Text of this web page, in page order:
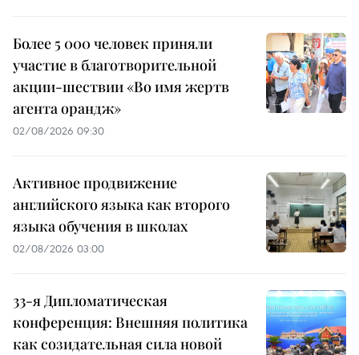
Более 5 000 человек приняли
участие в благотворительной
акции-шествии «Во имя жертв
агента орандж»
02/08/2026 09:30
Активное продвижение
английского языка как второго
языка обучения в школах
02/08/2026 03:00
33-я Дипломатическая
конференция: Внешняя политика
как созидательная сила новой